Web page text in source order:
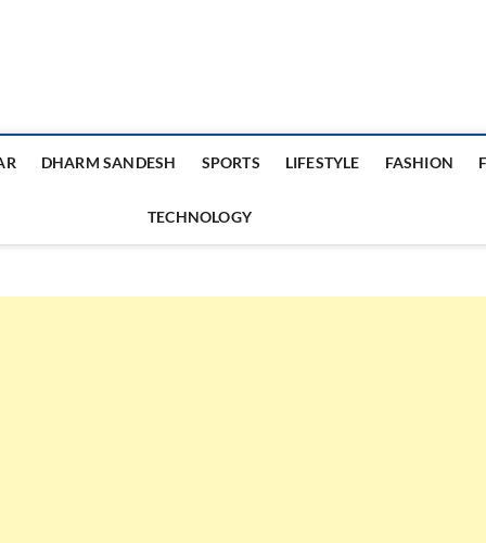
DHARM SANDESH SPORTS LIFESTYLE FASHION
TECHNOLOGY